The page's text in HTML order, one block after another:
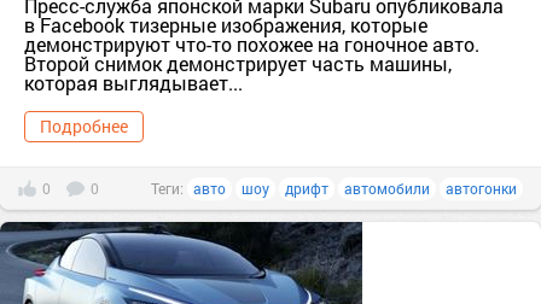
Пресс-служба японской марки Subaru опубликовала
в Facebook тизерные изображения, которые
демонстрируют что-то похожее на гоночное авто.
Второй снимок демонстрирует часть машины,
которая выглядывает...
Подробнее
0 0 Теги: авто шоу дрифт автомобили автогонки